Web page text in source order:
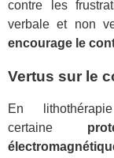
contre les
verbale et non
encourage le
Vertus sur le
En
certaine